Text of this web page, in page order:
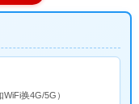
WiFi换4G/5G）